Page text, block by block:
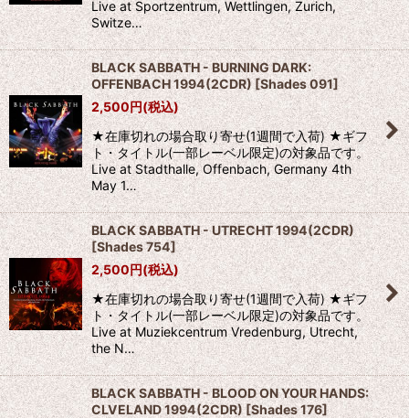
Live at Sportzentrum, Wettlingen, Zurich,
Switze…
BLACK SABBATH - BURNING DARK:
OFFENBACH 1994(2CDR)[Shades 091]
2,500円(税込)
★在庫切れの場合取り寄せ(1週間で入荷) ★ギフ
ト・タイトル(一部レーベル限定)の対象品です。
Live at Stadthalle, Offenbach, Germany 4th
May 1…
BLACK SABBATH - UTRECHT 1994(2CDR)
[Shades 754]
2,500円(税込)
★在庫切れの場合取り寄せ(1週間で入荷) ★ギフ
ト・タイトル(一部レーベル限定)の対象品です。
Live at Muziekcentrum Vredenburg, Utrecht,
the N…
BLACK SABBATH - BLOOD ON YOUR HANDS:
CLVELAND 1994(2CDR) [Shades 176]